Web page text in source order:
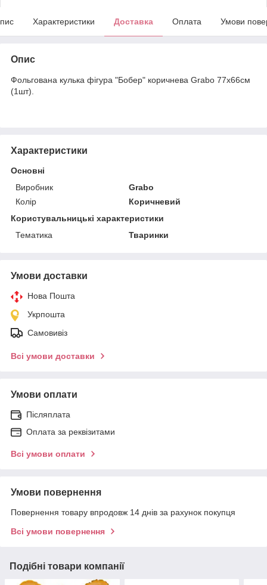
Характеристики Доставка Оплата Умови
Опис
Фольгована кулька фігура "Бобер" коричнева Grabo 77х66см
(1шт).
Характеристики
Основні
Виробник
Grabo
Колір
Коричневий
Користувальницькі характеристики
Тематика
Тваринки
Умови доставки
Нова Пошта
Укрпошта
Самовивіз
Всі умови доставки
Умови оплати
Післяплата
Оплата за реквізитами
Всі умови оплати
Умови повернення
Повернення товару впродовж 14 днів за рахунок покупця
Всі умови повернення
Подібні товари компанії